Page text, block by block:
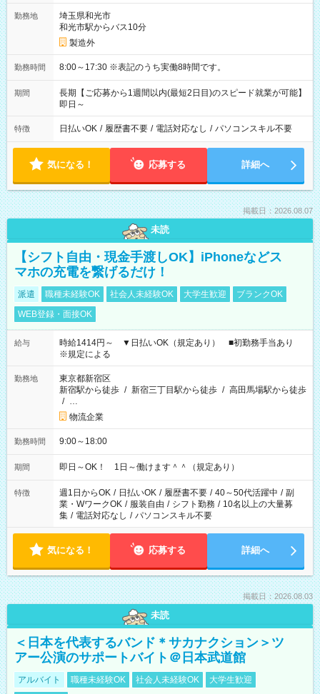
勤務地
埼玉県和光市
和光市駅からバス10分
製造外
勤務時間 8:00～17:30 ※表記のうち実働8時間です。
期間
長期【ご応募から1週間以内(最短2日目)のスピード就業が可能】
即日～
特徴 日払いOK / 履歴書不要 / 電話対応なし / パソコンスキル不要
気になる！ 応募する 詳細へ
掲載日：2026.08.07
未読
【シフト自由・現金手渡しOK】iPhoneなどス
マホの充電を繋げるだけ！
派遣 職種未経験OK 社会人未経験OK 大学生歓迎
ブランクOK
WEB登録・面接OK
給与
時給1414円～ ▼日払いOK（規定あり） ■初勤務手当あり
※規定による
勤務地
東京都新宿区
新宿駅から徒歩 / 新宿三丁目駅から徒歩 / 高田馬場駅から徒歩
/ …
物流企業
勤務時間 9:00～18:00
期間 即日～OK！ 1日～働けます＾＾（規定あり）
特徴 週1日からOK / 日払いOK / 履歴書不要 / 40～50代活躍中 / 副
業・WワークOK / 服装自由 / シフト勤務 / 10名以上の大量募
集 / 電話対応なし / パソコンスキル不要
気になる！ 応募する 詳細へ
掲載日：2026.08.03
未読
＜日本を代表するバンド＊サカナクション＞ツ
アー公演のサポートバイト＠日本武道館
アルバイト 職種未経験OK 社会人未経験OK
大学生歓迎